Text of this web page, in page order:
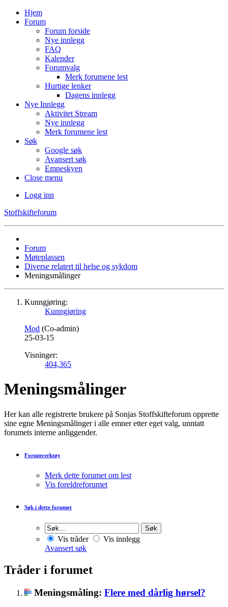
Hjem
Forum
Forum forside
Nye innlegg
FAQ
Kalender
Forumvalg
Merk forumene lest
Hurtige lenker
Dagens innlegg
Nye Innlegg
Aktivitet Stream
Nye innlegg
Merk forumene lest
Søk
Google søk
Avansert søk
Emneskyen
Close menu
Logg inn
Stoffskifteforum
Forum
Møteplassen
Diverse relatert til helse og sykdom
Meningsmålinger
Kunngjøring:
Kunngjøring
Mod (Co-admin)
25-03-15
Visninger:
404,365
Meningsmålinger
Her kan alle registrerte brukere på Sonjas Stoffskifteforum opprette
sine egne Meningsmålinger i alle emner etter eget valg, unntatt
forumets interne anliggender.
Forumverktøy
Merk dette forumet om lest
Vis foreldreforumet
Søk i dette forumet
Vis tråder
Vis innlegg
Avansert søk
Tråder i forumet
Meningsmåling: Flere med dårlig hørsel?